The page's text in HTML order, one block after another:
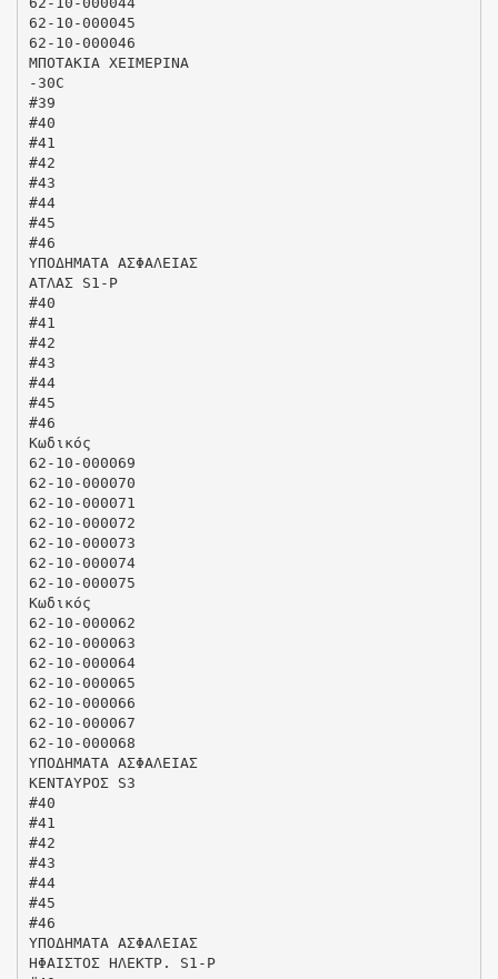
62-10-000045
62-10-000046
ΜΠΟΤΑΚΙΑ ΧΕΙΜΕΡΙΝΑ
-30C
#39
#40
#41
#42
#43
#44
#45
#46
ΥΠΟΔΗΜΑΤΑ ΑΣΦΑΛΕΙΑΣ
ΑΤΛΑΣ S1-P
#40
#41
#42
#43
#44
#45
#46
Κωδικός
62-10-000069
62-10-000070
62-10-000071
62-10-000072
62-10-000073
62-10-000074
62-10-000075
Κωδικός
62-10-000062
62-10-000063
62-10-000064
62-10-000065
62-10-000066
62-10-000067
62-10-000068
ΥΠΟΔΗΜΑΤΑ ΑΣΦΑΛΕΙΑΣ
ΚΕΝΤΑΥΡΟΣ S3
#40
#41
#42
#43
#44
#45
#46
ΥΠΟΔΗΜΑΤΑ ΑΣΦΑΛΕΙΑΣ
ΗΦΑΙΣΤΟΣ ΗΛΕΚΤΡ. S1-P